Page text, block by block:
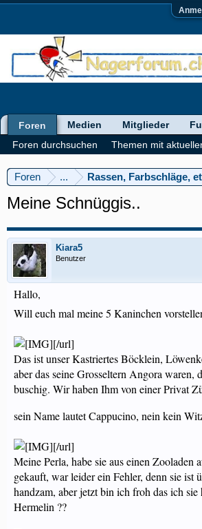
Foren ... Rassen, Farbschläge,
Meine Schnüggis..
Kiara5
Benutzer
Hallo,
Will euch mal meine 5 Kaninchen
[/url]
Das ist unser Kastriertes Böcklein,
aber das seine Grosseltern Angora waren,
buschig. Wir haben Ihm von einer Privat
sein Name lautet Cappucino, nein kein
[/url]
Meine Perla, habe sie aus einen Zooladen
gekauft, war leider ein Fehler, denn sie ist
handzam, aber jetzt bin ich froh das ich sie
Hermelin ??
Foren
Foren durchsuchen
Themen mit
Medien Mitglieder